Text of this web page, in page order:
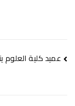
عميد كلية العلوم